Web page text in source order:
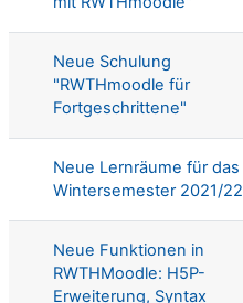
Neue Schulung
"RWTHmoodle für
Fortgeschrittene"
Neue Lernräume für das
Wintersemester 2021/22
Neue Funktionen in
RWTHMoodle: H5P-
Erweiterung, Syntax